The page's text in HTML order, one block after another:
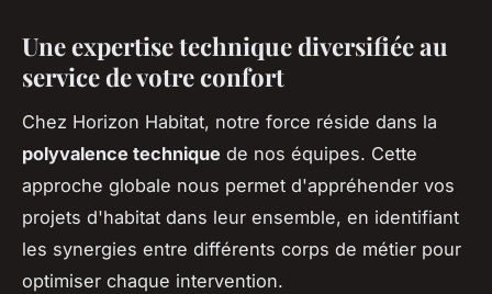
Une expertise technique diversifiée au
service de votre confort
Chez Horizon Habitat, notre force réside dans la
polyvalence technique de nos équipes. Cette
approche globale nous permet d'appréhender vos
projets d'habitat dans leur ensemble, en identifiant
les synergies entre différents corps de métier pour
optimiser chaque intervention.